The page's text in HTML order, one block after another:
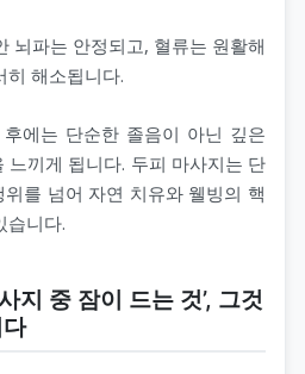
뇌파는 안정되고, 혈류는 원활해
히 해소됩니다.
에는 단순한 졸음이 아닌 깊은
느끼게 됩니다. 두피 마사지는 단
를 넘어 자연 치유와 웰빙의 핵
습니다.
지 중 잠이 드는 것’, 그것